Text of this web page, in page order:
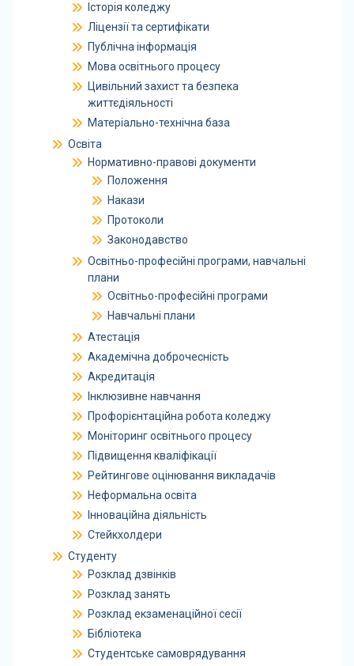
Історія коледжу
Ліцензії та сертифікати
Публічна інформація
Мова освітнього процесу
Цивільний захист та безпека
життєдіяльності
Матеріально-технічна база
Освіта
Нормативно-правові документи
Положення
Накази
Протоколи
Законодавство
Освітньо-професійні програми, навчальні
плани
Освітньо-професійні програми
Навчальні плани
Атестація
Академічна доброчесність
Акредитація
Інклюзивне навчання
Профорієнтаційна робота коледжу
Моніторинг освітнього процесу
Підвищення кваліфікації
Рейтингове оцінювання викладачів
Неформальна освіта
Інноваційна діяльність
Стейкхолдери
Студенту
Розклад дзвінків
Розклад занять
Розклад екзаменаційної сесії
Бібліотека
Студентське самоврядування